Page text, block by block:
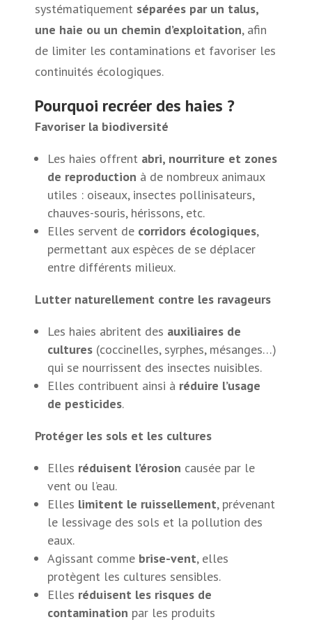
systématiquement séparées par un talus,
une haie ou un chemin d’exploitation, afin
de limiter les contaminations et favoriser les
continuités écologiques.
Pourquoi recréer des haies ?
Favoriser la biodiversité
Les haies offrent abri, nourriture et zones
de reproduction à de nombreux animaux
utiles : oiseaux, insectes pollinisateurs,
chauves-souris, hérissons, etc.
Elles servent de corridors écologiques,
permettant aux espèces de se déplacer
entre différents milieux.
Lutter naturellement contre les ravageurs
Les haies abritent des auxiliaires de
cultures (coccinelles, syrphes, mésanges…)
qui se nourrissent des insectes nuisibles.
Elles contribuent ainsi à réduire l’usage
de pesticides.
Protéger les sols et les cultures
Elles réduisent l’érosion causée par le
vent ou l’eau.
Elles limitent le ruissellement, prévenant
le lessivage des sols et la pollution des
eaux.
Agissant comme brise-vent, elles
protègent les cultures sensibles.
Elles réduisent les risques de
contamination par les produits